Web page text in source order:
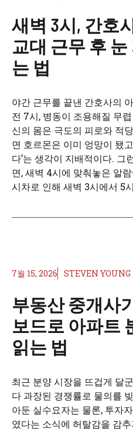
새벽 3시, 간호
교대 근무 후
는 법
야간 근무를 끝낸 간호사의
전 7시, 병동이 조용해질 무
신의 몸은 극도의 피로와 적
면 호르몬은 이미 엉망이 됐
다’는 생각이 지배적이다. 그
면, 새벽 4시에 맞춰놓은 알
시차로 인해 새벽 3시에서 5
7월 15, 2026 STEVEN YOUNG
부동산 중개사
보드로 아파트
읽는 법
최근 분양 시장을 뜨겁게 달
다 과장된 경쟁률로 물의를
아둔 실수요자는 물론, 투자
였다는 소식에 허탈감을 감